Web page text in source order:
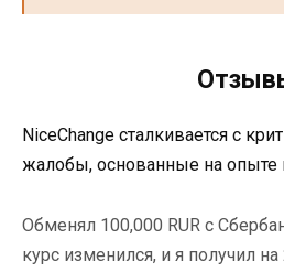
NiceChange сталкивается с
жалобы, основанные на опыте
Обменял 100,000 RUR с
курс изменился, и я получил